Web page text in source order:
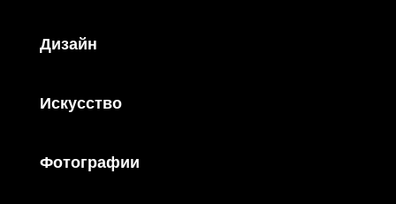
Дизайн
Искусство
Фотографии